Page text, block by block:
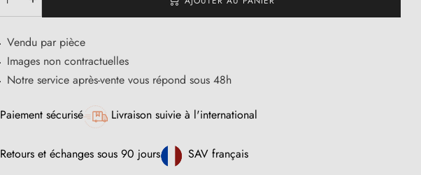
Vendu par pièce
Images non contractuelles
Notre service après-vente vous répond sous 48h
Paiement sécurisé Livraison suivie à l'international
Retours et échanges sous 90 jours SAV français